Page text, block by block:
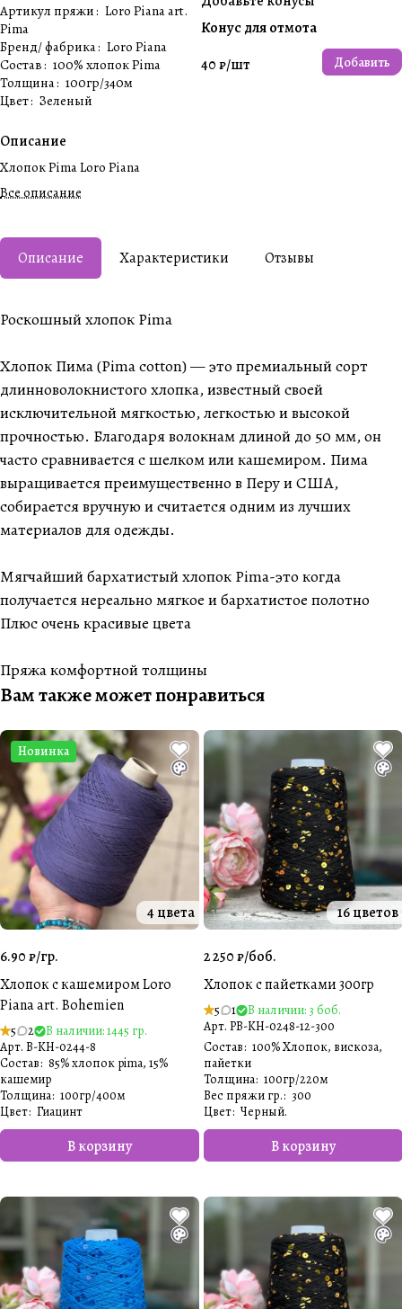
Артикул пряжи: Loro Piana art.
Pima
Бренд/ фабрика: Loro Piana
Состав: 100% хлопок Pima
Толщина: 100гр/340м
Цвет: Зеленый
Описание
Хлопок Pima Loro Piana
Все описание
Конус для отмота
40 ₽/шт Добавить
Описание Характеристики Отзывы
Роскошный хлопок Pima
Хлопок Пима (Pima cotton) — это премиальный сорт
длинноволокнистого хлопка, известный своей
исключительной мягкостью, легкостью и высокой
прочностью. Благодаря волокнам длиной до 50 мм, он
часто сравнивается с шелком или кашемиром. Пима
выращивается преимущественно в Перу и США,
собирается вручную и считается одним из лучших
материалов для одежды.
Мягчайший бархатистый хлопок Pima-это когда
получается нереально мягкое и бархатистое полотно
Плюс очень красивые цвета
Пряжа комфортной толщины
Вам также может понравиться
Новинка
4 цвета
6.90 ₽/гр.
Хлопок с кашемиром Loro
Piana art. Bohemien
5 2
В наличии: 1445 гр.
Арт. B-KH-0244-8
В корзину
Состав: 85% хлопок pima, 15%
кашемир
Толщина: 100гр/400м
Цвет: Гиацинт
16 цветов
2 250 ₽/боб.
Хлопок с пайетками 300гр
5 1
В наличии: 3 боб.
Арт. PB-KH-0248-12-300
В корзину
Состав: 100% Хлопок, вискоза,
пайетки
Толщина: 100гр/220м
Вес пряжи гр.: 300
Цвет: Черный.